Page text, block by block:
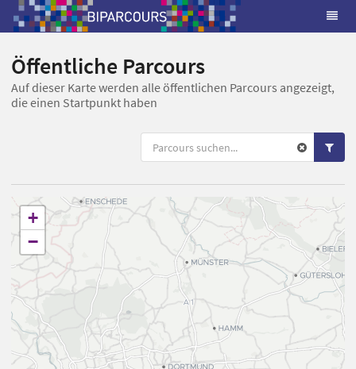
Öffentliche Parcours
Auf dieser Karte werden alle öffentlichen Parcours angezeigt,
die einen Startpunkt haben
+
−